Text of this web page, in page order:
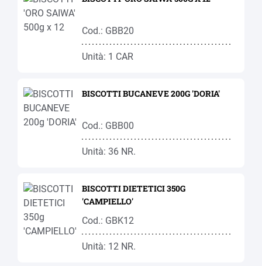
Cod.: GBB20
Unità: 1 CAR
BISCOTTI BUCANEVE 200G 'DORIA'
Cod.: GBB00
Unità: 36 NR.
BISCOTTI DIETETICI 350G
'CAMPIELLO'
Cod.: GBK12
Unità: 12 NR.